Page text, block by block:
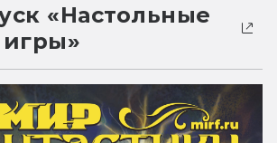
«Настольные